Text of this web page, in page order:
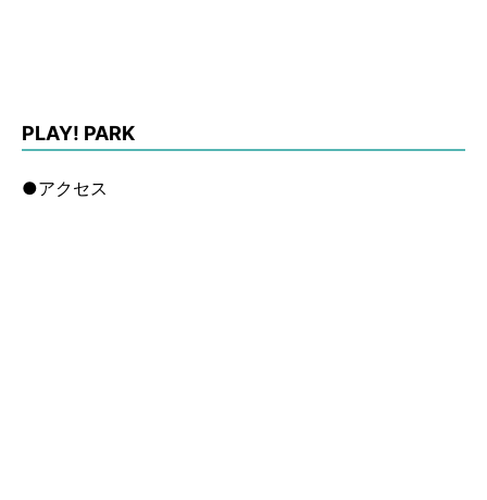
PLAY! PARK
●アクセス